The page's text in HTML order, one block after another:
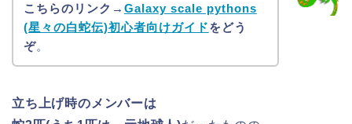
こちらのリンク→ Galaxy scale pythons
(星々の白蛇伝)初心者向けガイドをどう
ぞ。
立ち上げ時のメンバーは